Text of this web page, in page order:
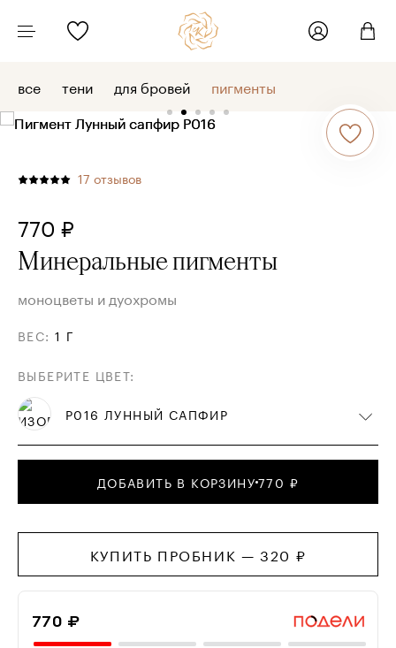
все тени для бровей пигменты
17 отзывов
770 ₽
Минеральные пигменты
моноцветы и дуохромы
ВЕС:1 Г
ВЫБЕРИТЕ ЦВЕТ:
P016 ЛУННЫЙ САПФИР
ДОБАВИТЬ В КОРЗИНУ770 ₽
КУПИТЬ ПРОБНИК —320 ₽
770 ₽